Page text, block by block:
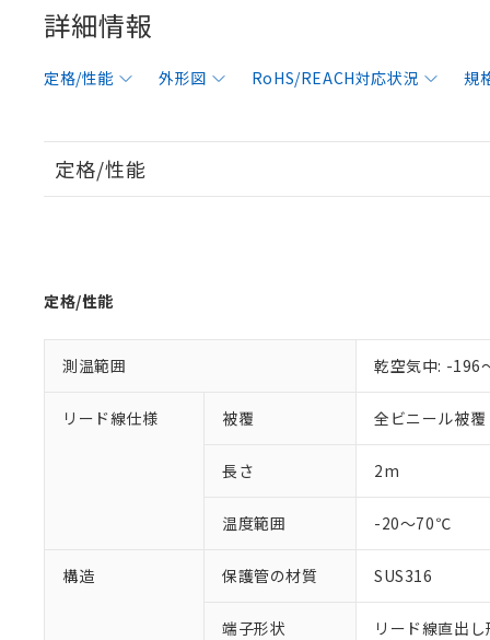
詳細情報
定格/性能 外形図 RoHS/REACH対応状況 規
定格/性能
定格/性能
測温範囲 乾空気中: -
リード線仕様 被覆 全ビニール被覆
長さ 2m
温度範囲 -20～70℃
構造 保護管の材質 SUS316
端子形状 リード線直出
本サービス
くものです。
のであり、
い。
正式な納期
当社販売員
オムロン制御
す。
対応予定なし：
があります。
*EU RoHS指令（10物質
六価クロム(Cr(Ⅵ))
但し、RoHS指令で産
※2 対応予定月
部品在庫の切り替
「○」：最大均質
「×」：最大均質
*中国RoHS10物質の基
Pb(鉛) :1000ppm、
Cr(Ⅵ)(六価クロム) :
DBP(フタル酸ジブチル
DEHP(フタル酸ビス(2-
※2 環境保護使
「ｅ」：有害物
当社は、こ
う）を輸出
ます。
置等に一切使
当社は、貴
また当社は
たしません。
記
号
説明
○ 一定数
△ 一定数
－
在庫な
機器販売